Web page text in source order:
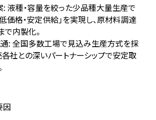
液種・容量を絞った少品種大量生産で
低価格・安定供給」を実現し、原材料調達
で内製化。
通: 全国多数工場で見込み生産方式を採
各社との深いパートナーシップで安定取
因